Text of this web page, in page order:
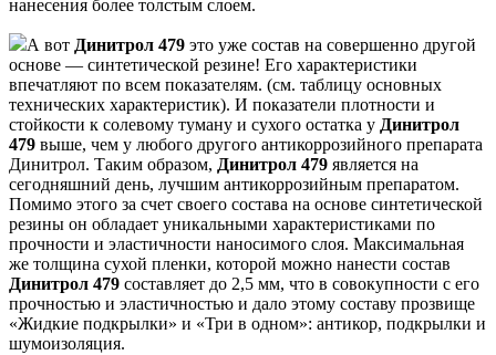
нанесения более толстым слоем.
А вот Динитрол 479 это уже состав на совершенно другой
основе — синтетической резине! Его характеристики
впечатляют по всем показателям. (см. таблицу основных
технических характеристик). И показатели плотности и
стойкости к солевому туману и сухого остатка у Динитрол
479 выше, чем у любого другого антикоррозийного препарата
Динитрол. Таким образом, Динитрол 479 является на
сегодняшний день, лучшим антикоррозийным препаратом.
Помимо этого за счет своего состава на основе синтетической
резины он обладает уникальными характеристиками по
прочности и эластичности наносимого слоя. Максимальная
же толщина сухой пленки, которой можно нанести состав
Динитрол 479 составляет до 2,5 мм, что в совокупности с его
прочностью и эластичностью и дало этому составу прозвище
«Жидкие подкрылки» и «Три в одном»: антикор, подкрылки и
шумоизоляция.